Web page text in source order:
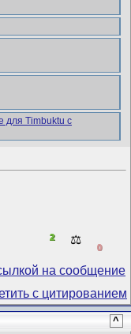
2 ⚖️
0
^